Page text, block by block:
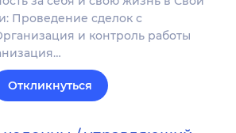
Проведение сделок с
и контроль работы
Откликнуться